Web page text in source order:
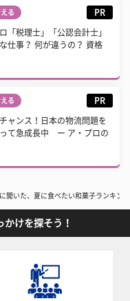
る PR
「税理士」「公認会計士」
仕事？ 何が違うの？ 資格
る PR
ャンス！日本の物流問題を
て急成長中 ー ア・プロの
聞いた、夏に食べたい和菓子ランキン
けを探そう！